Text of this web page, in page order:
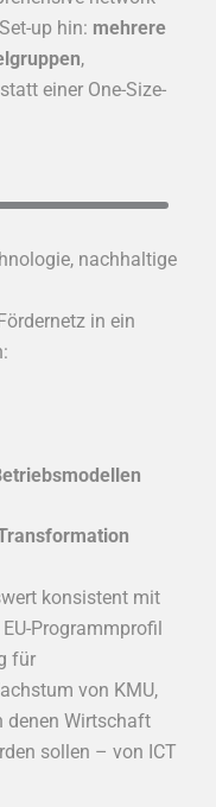
up hin: mehrere
,
einer One-Size-
nachhaltige
in ein
konsistent mit
Programmprofil
für
von KMU,
denen Wirtschaft
sollen – von ICT